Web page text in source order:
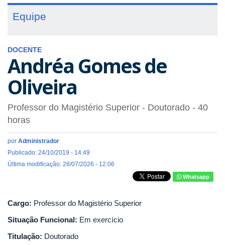
Equipe
DOCENTE
Andréa Gomes de
Oliveira
Professor do Magistério Superior - Doutorado - 40
horas
por Administrador
Publicado: 24/10/2019 - 14:49
Última modificação: 28/07/2026 - 12:06
Whatsapp
Cargo: Professor do Magistério Superior
Situação Funcional: Em exercício
Titulação: Doutorado